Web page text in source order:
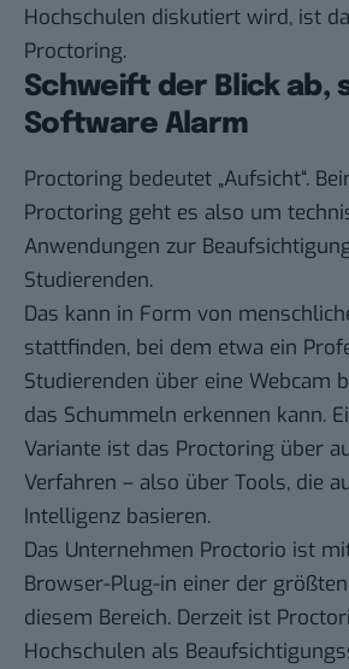
Hochschulen diskutiert wird, ist
Proctoring.
Schweift der Blick ab,
Software Alarm
Proctoring bedeutet „Aufsicht“.
Proctoring geht es also um
Anwendungen zur
Studierenden.
Das kann in Form von
stattfinden, bei dem etwa ein
Studierenden über eine Webcam
das Schummeln erkennen kann.
Variante ist das Proctoring über
Verfahren – also über Tools, die
Intelligenz basieren.
Das Unternehmen Proctorio ist
Browser-Plug-in einer der
diesem Bereich. Derzeit ist
Hochschulen als